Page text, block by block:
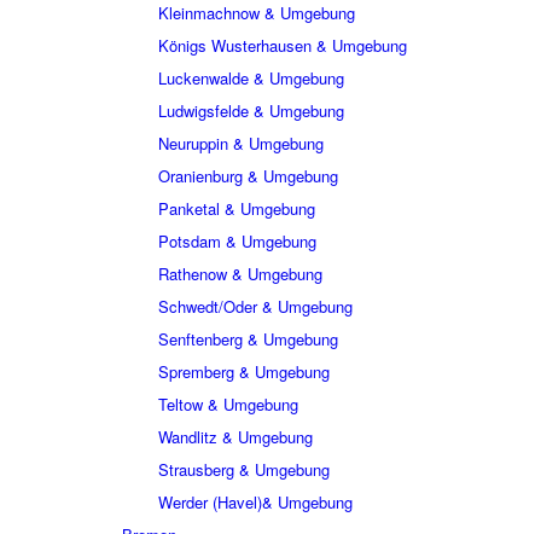
Kleinmachnow & Umgebung
Königs Wusterhausen & Umgebung
Luckenwalde & Umgebung
Ludwigsfelde & Umgebung
Neuruppin & Umgebung
Oranienburg & Umgebung
Panketal & Umgebung
Potsdam & Umgebung
Rathenow & Umgebung
Schwedt/Oder & Umgebung
Senftenberg & Umgebung
Spremberg & Umgebung
Teltow & Umgebung
Wandlitz & Umgebung
Strausberg & Umgebung
Werder (Havel)& Umgebung